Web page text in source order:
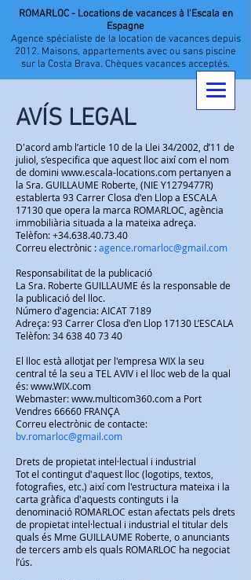
ROMARLOC - Locations de vacances à l'Escala en
Espagne
Agence spécialiste de la location de vacances depuis
2012. Maisons, appartements avec ou sans piscine
sur la Costa Brava. Chèques vacances acceptés.
AVÍS LEGAL
D'acord amb l’article 10 de la Llei 34/2002, d’11 de
juliol, s’especifica que aquest lloc així com el nom
de domini www.escala-locations.com pertanyen a
la Sra. GUILLAUME Roberte, (NIE Y1279477R)
establerta 93 Carrer Closa d'en Llop a ESCALA
17130 que opera la marca ROMARLOC, agència
immobiliària situada a la mateixa adreça.
Telèfon:+34.638.40.73.40
Correu electrònic :agence.romarloc@gmail.com
Responsabilitat de la publicació
La Sra. Roberte GUILLAUME és la responsable de
la publicació del lloc.
Número d'agencia: AICAT 7189
Adreça: 93 Carrer Closa d'en Llop 17130 L’ESCALA
Telèfon:34 638 40 73 40
El lloc està allotjat per l'empresa WIX la seu
central té la seu a TEL AVIV i el lloc web de la qual
és:www.WIX.com
Webmaster:www.multicom360.coma Port
Vendres 66660 FRANÇA
Correu electrònic de contacte:
bv.romarloc@gmail.com
Drets de propietat intel·lectual i industrial
Tot el contingut d'aquest lloc (logotips, textos,
fotografies, etc.) així com l'estructura mateixa i la
carta gràfica d'aquests continguts i la
denominació ROMARLOC estan afectats pels drets
de propietat intel·lectual i industrial el titular dels
quals és Mme GUILLAUME Roberte, o anunciants
de tercers amb els quals ROMARLOC ha negociat
l’ús.